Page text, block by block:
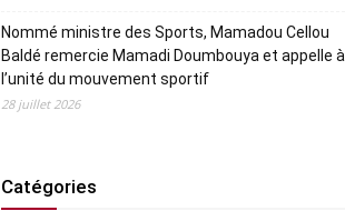
Nommé ministre des Sports, Mamadou Cellou
Baldé remercie Mamadi Doumbouya et appelle à
l’unité du mouvement sportif
28 juillet 2026
Catégories